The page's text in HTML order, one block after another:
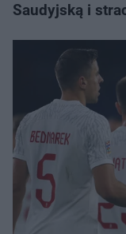
Saudyjską i